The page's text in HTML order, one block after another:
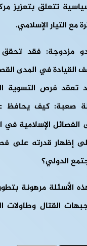
تتعلق بتعزيز
مع التيار الإسلامي.
مزدوجة: فقد
القيادة في المدى
تعقد فرص التسوية
صعبة: كيف يحافظ
الإسلامية في
إظهار قدرته على
الدولي؟
الأسئلة مرهونة
القتال وطاولات